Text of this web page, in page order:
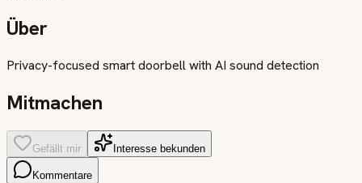
Über
Privacy-focused smart doorbell with AI sound detection
Mitmachen
Gefällt mir Interesse bekunden
Kommentare